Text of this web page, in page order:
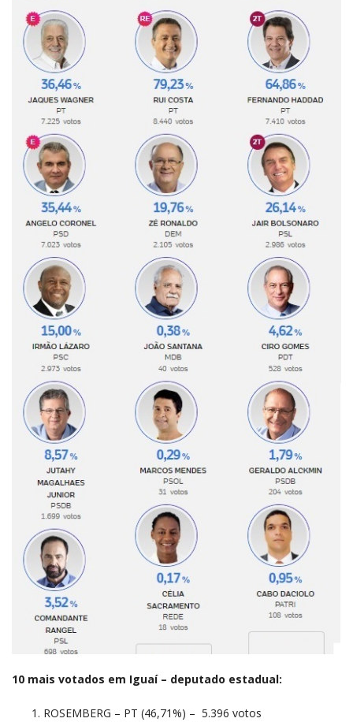
10 mais votados em Iguaí – deputado estadual:
ROSEMBERG – PT (46,71%) – 5.396 votos